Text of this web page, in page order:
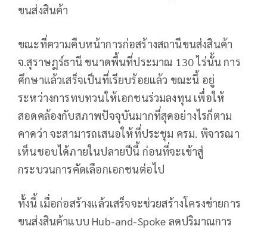
ขนส่งสินค้า
ขณะที่ความคืบหน้าการก่อสร้างสถานีขนส่งสินค้า
จ.สุราษฎร์ธานี ขนาดพื้นที่ประมาณ 130 ไร่นั้น การ
ศึกษาแล้วเสร็จเป็นที่เรียบร้อยแล้ว ขณะนี้ อยู่
ระหว่างการทบทวนให้เอกชนร่วมลงทุน เพื่อให้
สอดคล้องกับสภาพปัจจุบันมากที่สุดอย่างไรก็ตาม
คาดว่า จะสามารถเสนอให้ที่ประชุม ครม. พิจารณา
เห็นชอบได้ภายในปลายปีนี้ ก่อนที่จะเข้าสู่
กระบวนการคัดเลือกเอกชนต่อไป
ทั้งนี้ เมื่อก่อสร้างแล้วเสร็จจะช่วยสร้างโครงข่ายการ
ขนส่งสินค้าแบบ Hub-and-Spoke ลดปริมาณการ